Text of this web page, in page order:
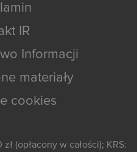
IR
Informacji
materiały
cookies
(opłacony w całości); KRS: